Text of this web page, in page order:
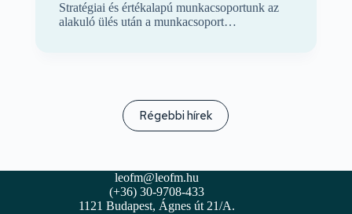
Stratégiai és értékalapú munkacsoportunk az
alakuló ülés után a munkacsoport…
Régebbi hírek
leofm@leofm.hu
(+36) 30-9708-433
1121 Budapest, Ágnes út 21/A.